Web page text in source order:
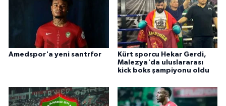
Amedspor'a yeni santrfor
Kürt sporcu Hekar Gerdi,
Malezya'da uluslararası
kick boks şampiyonu oldu